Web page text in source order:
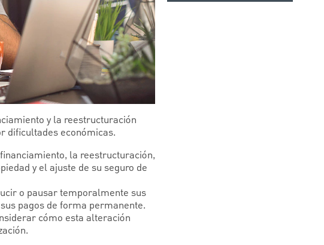
y la reestructuración
dificultades económicas.
la reestructuración,
y el ajuste de su seguro de
o pausar temporalmente sus
pagos de forma permanente.
cómo esta alteración